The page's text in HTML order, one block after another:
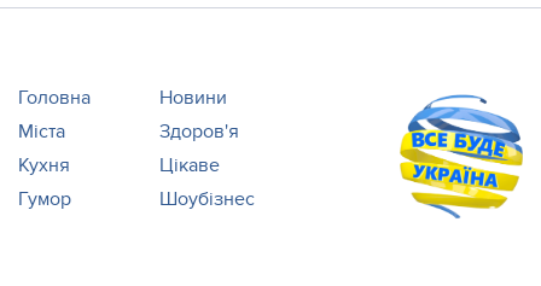
Головна
Новини
Міста
Здоров'я
Кухня
Цікаве
Гумор
Шоубізнес